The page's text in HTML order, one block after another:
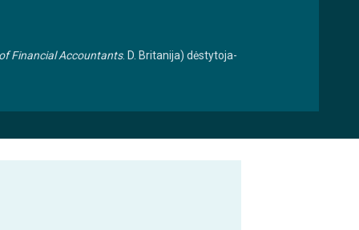
Financial Accountants. D. Britanija) dėstytoja-